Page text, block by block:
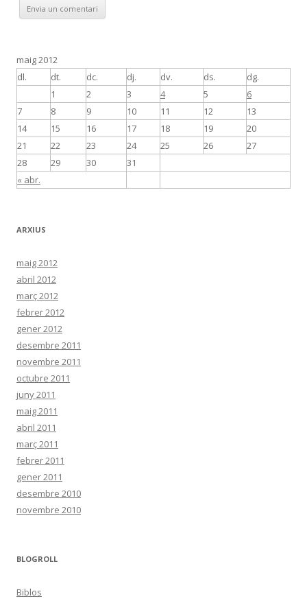
maig 2012
dl.
dt. dc. dj. dv. ds. dg.
« abr.
1 2 3 4 5
6
7
8 9 10 11 12
13
14
15 16 17 18 19
20
21
22 23 24 25 26
27
28
29 30 31
ARXIUS
maig 2012
abril 2012
març 2012
febrer 2012
gener 2012
desembre 2011
novembre 2011
octubre 2011
juny 2011
maig 2011
abril 2011
març 2011
febrer 2011
gener 2011
desembre 2010
novembre 2010
BLOGROLL
Biblos